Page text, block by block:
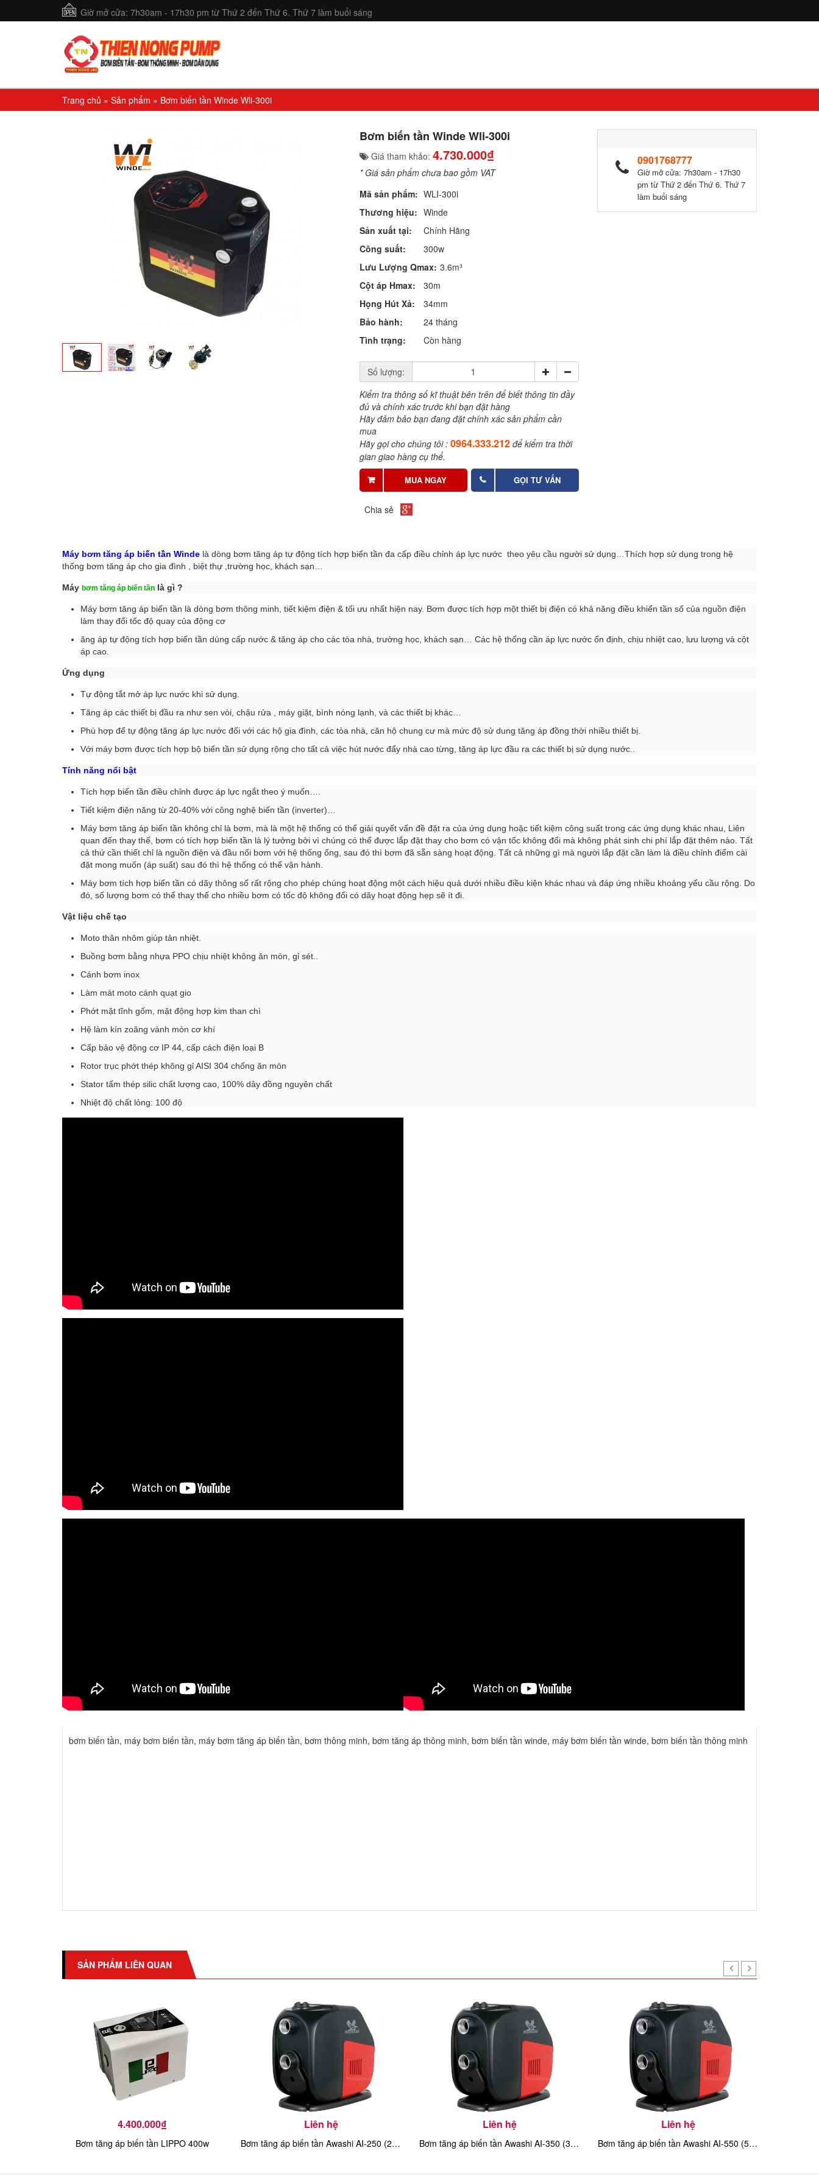
Giờ mở cửa: 7h30am - 17h30 pm từ Thứ 2 đến Thứ 6. Thứ 7 làm buổi sáng
Trang chủ » Sản phẩm » Bơm biến tần Winde Wli-300i
Bơm biến tần Winde Wli-300i
Giá tham khảo: 4.730.000₫
* Giá sản phẩm chưa bao gồm VAT
Mã sản phẩm: WLI-300i
Thương hiệu: Winde
Sản xuất tại:
Chính Hãng
Công suất:
300w
Lưu Lượng Qmax: 3.6m³
Cột áp Hmax:
30m
Họng Hút Xả:
34mm
Bảo hành:
24 tháng
Tình trạng:
Còn hàng
Số lượng:
Kiểm tra thông số kĩ thuật bên trên để biết thông tin đầy
đủ và chính xác trước khi bạn đặt hàng
Hãy đảm bảo bạn đang đặt chính xác sản phẩm cần
mua
Hãy gọi cho chúng tôi : 0964.333.212để kiểm tra thời
gian giao hàng cụ thể.
MUA NGAY GỌI TƯ VẤN
Chia sẻ
0901768777
Giờ mở cửa: 7h30am - 17h30
pm từ Thứ 2 đến Thứ 6. Thứ 7
làm buổi sáng
Máy bơm tăng áp biến tần Winde là dòng bơm tăng áp tự động tích hợp biến tần đa cấp điều chỉnh áp lực nước theo yêu cầu người sử dụng…Thích hợp sử dụng trong hệ
thống bơm tăng áp cho gia đình , biệt thự ,trường học, khách sạn…
Máy bơm tăng áp biến tần là gì ?
Máy bơm tăng áp biến tần là dòng bơm thông minh, tiết kiệm điện & tối ưu nhất hiện nay. Bơm được tích hợp một thiết bị điện có khả năng điều khiển tần số của nguồn điện
làm thay đổi tốc độ quay của động cơ
ăng áp tự động tích hợp biến tần dùng cấp nước & tăng áp cho các tòa nhà, trường học, khách sạn… Các hệ thống cần áp lực nước ổn định, chịu nhiệt cao, lưu lượng và cột
áp cao.
Ứng dụng
Tự động tắt mở áp lực nước khi sử dụng.
Tăng áp các thiết bị đầu ra như sen vòi, chậu rửa , máy giặt, bình nóng lạnh, và các thiết bị khác…
Phù hợp để tự động tăng áp lực nước đối với các hộ gia đình, các tòa nhà, căn hộ chung cư mà mức độ sử dung tăng áp đồng thời nhiều thiết bị.
Với máy bơm được tích hợp bộ biến tần sử dụng rộng cho tất cả việc hút nước đẩy nhà cao từng, tăng áp lực đầu ra các thiết bị sử dụng nước..
Tính năng nổi bật
Tích hợp biến tần điều chỉnh được áp lực ngắt theo ý muốn….
Tiết kiệm điện năng từ 20-40% với công nghệ biến tần (inverter)…
Máy bơm tăng áp biến tần không chỉ là bơm, mà là một hệ thống có thể giải quyết vấn đề đặt ra của ứng dụng hoặc tiết kiệm công suất trong các ứng dụng khác nhau, Liên
quan đến thay thế, bơm có tích hợp biến tần là lý tưởng bởi vì chúng có thể được lắp đặt thay cho bơm có vận tốc không đổi mà không phát sinh chi phí lắp đặt thêm nào. Tất
cả thứ cần thiết chỉ là nguồn điện và đầu nối bơm với hệ thống ống, sau đó thì bơm đã sẵn sàng hoạt động. Tất cả những gì mà người lắp đặt cần làm là điều chỉnh điểm cài
đặt mong muốn (áp suất) sau đó thì hệ thống có thể vận hành.
Máy bơm tích hợp biến tần có dãy thông số rất rộng cho phép chúng hoạt động một cách hiệu quả dưới nhiều điều kiện khác nhau và đáp ứng nhiều khoảng yếu cầu rộng. Do
đó, số lượng bơm có thể thay thế cho nhiều bơm có tốc độ không đổi có dãy hoạt động hẹp sẽ ít đi.
Vật liệu chế tạo
Moto thân nhôm giúp tản nhiệt.
Buồng bơm bằng nhựa PPO chịu nhiệt không ăn mòn, gỉ sét..
Cánh bơm inox
Làm mát moto cánh quạt gio
Phớt mặt tĩnh gốm, mặt động hợp kim than chì
Hệ làm kín zoăng vành mòn cơ khí
Cấp bảo vệ động cơ IP 44, cấp cách điện loại B
Rotor trục phớt thép không gỉ AISI 304 chống ăn mòn
Stator tấm thép silic chất lượng cao, 100% dây đồng nguyên chất
Nhiệt độ chất lỏng: 100 độ
bơm biến tần, máy bơm biến tần, máy bơm tăng áp biến tần, bơm thông minh, bơm tăng áp thông minh, bơm biến tần winde, máy bơm biến tần winde, bơm biến tần thông minh
SẢN PHẨM LIÊN QUAN
4.400.000₫
Bơm tăng áp biến tần LIPPO 400w
Liên hệ
Bơm tăng áp biến tần Awashi AI-250 (250w)
Liên hệ
Bơm tăng áp biến tần Awashi AI-350 (370w)
Liên hệ
Bơm tăng áp biến tần Awashi AI-550 (550w)